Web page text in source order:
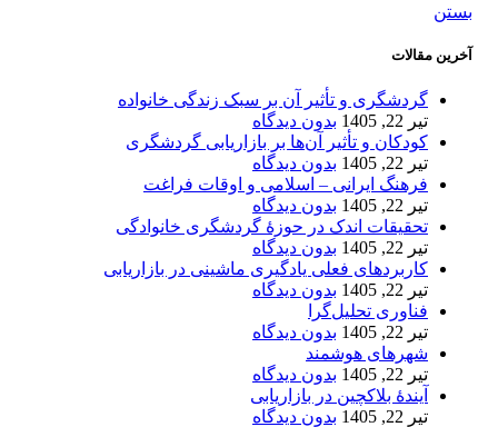
بستن
آخرین مقالات
گردشگری و تأثیر آن بر سبک زندگی خانواده
تیر 22, 1405
بدون دیدگاه
کودکان و تأثیر آن‌ها بر بازاریابی گردشگری
تیر 22, 1405
بدون دیدگاه
فرهنگ ایرانی – اسلامی و اوقات فراغت
تیر 22, 1405
بدون دیدگاه
تحقیقات اندک در حوزۀ گردشگری خانوادگی
تیر 22, 1405
بدون دیدگاه
کاربردهای فعلی یادگیری ماشینی در بازاریابی
تیر 22, 1405
بدون دیدگاه
فناوری تحلیل‌گرا
تیر 22, 1405
بدون دیدگاه
شهرهای هوشمند
تیر 22, 1405
بدون دیدگاه
آیندۀ بلاکچین در بازاریابی
تیر 22, 1405
بدون دیدگاه